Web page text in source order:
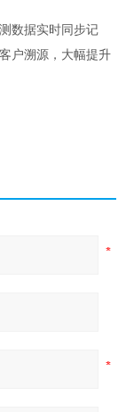
数据实时同步记
户溯源，大幅提升